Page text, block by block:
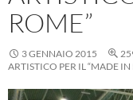
ROME”
3 GENNAIO 2015
ARTISTICO PER IL “MADE IN